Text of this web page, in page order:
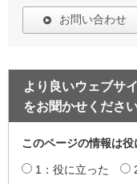
お問い合わせ
より良いウェブサ
をお聞かせくださ
このページの情報は役
1：役に立った